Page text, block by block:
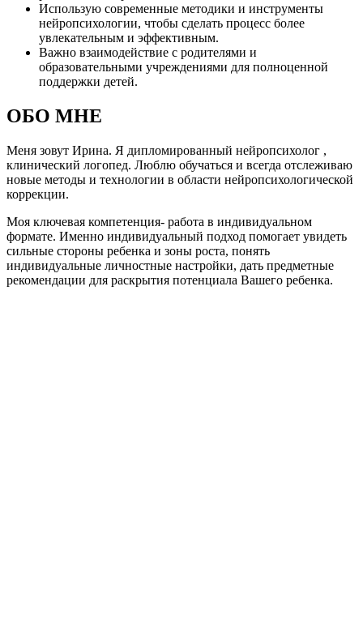
Использую современные методики и инструменты
нейропсихологии, чтобы сделать процесс более
увлекательным и эффективным.
Важно взаимодействие с родителями и
образовательными учреждениями для полноценной
поддержки детей.
ОБО МНЕ
Меня зовут Ирина. Я дипломированный нейропсихолог ,
клинический логопед. Люблю обучаться и всегда отслеживаю
новые методы и технологии в области нейропсихологической
коррекции.
Моя ключевая компетенция- работа в индивидуальном
формате. Именно индивидуальный подход помогает увидеть
сильные стороны ребенка и зоны роста, понять
индивидуальные личностные настройки, дать предметные
рекомендации для раскрытия потенциала Вашего ребенка.